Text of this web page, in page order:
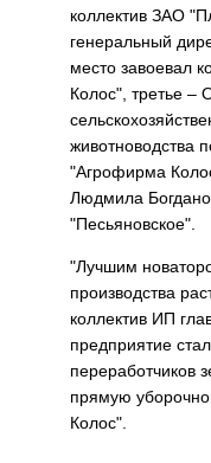
коллектив ЗАО
генеральный
место завоевал
Колос", третье
животноводства
"Агрофирма
Людмила
"Песьяновское".
"Лучшим
производства
коллектив ИП
предприятие
прямую
Колос".